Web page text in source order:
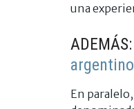
una
ADEMÁS:
En